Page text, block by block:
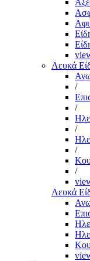
Λευκά
/
/
/
/
/
Λευκά